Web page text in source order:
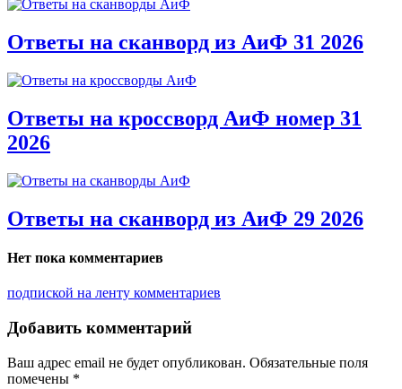
Ответы на сканворд из АиФ 31 2026
Ответы на кроссворд АиФ номер 31
2026
Ответы на сканворд из АиФ 29 2026
Нет пока комментариев
подпиской на ленту комментариев
Добавить комментарий
Ваш адрес email не будет опубликован. Обязательные поля
помечены *